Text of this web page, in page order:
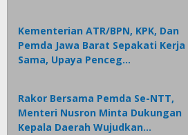
Kementerian ATR/BPN, KPK, Dan
Pemda Jawa Barat Sepakati Kerja
Sama, Upaya Penceg…
Rakor Bersama Pemda Se-NTT,
Menteri Nusron Minta Dukungan
Kepala Daerah Wujudkan…